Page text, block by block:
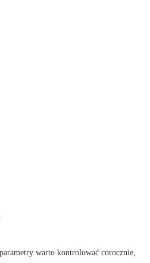
warto kontrolować corocznie,